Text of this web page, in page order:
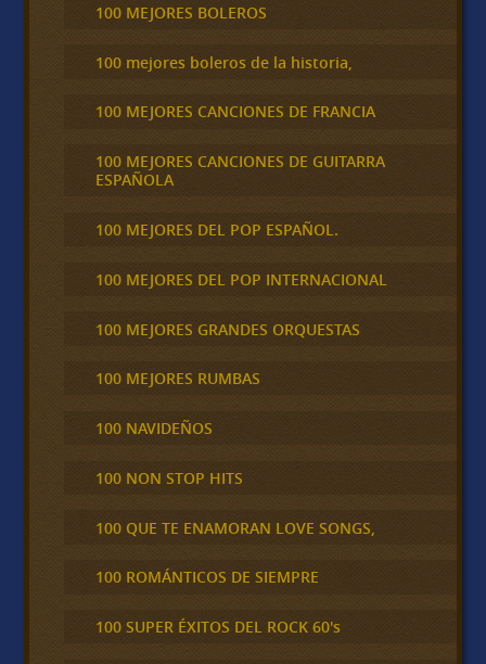
100 MEJORES BOLEROS
100 mejores boleros de la historia,
100 MEJORES CANCIONES DE FRANCIA
100 MEJORES CANCIONES DE GUITARRA
ESPAÑOLA
100 MEJORES DEL POP ESPAÑOL.
100 MEJORES DEL POP INTERNACIONAL
100 MEJORES GRANDES ORQUESTAS
100 MEJORES RUMBAS
100 NAVIDEÑOS
100 NON STOP HITS
100 QUE TE ENAMORAN LOVE SONGS,
100 ROMÁNTICOS DE SIEMPRE
100 SUPER ÉXITOS DEL ROCK 60's